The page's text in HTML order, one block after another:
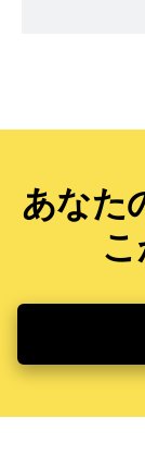
あなた